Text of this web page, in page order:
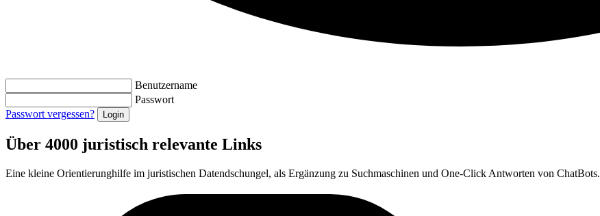
Benutzername
Passwort
Passwort vergessen?
Über 4000 juristisch relevante Links
Eine kleine Orientierunghilfe im juristischen Datendschungel, als Ergänzung zu Suchmaschinen und One-Click Antworten von ChatBots.